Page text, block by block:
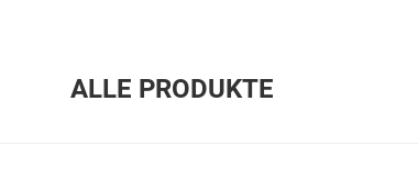
ALLE PRODUKTE